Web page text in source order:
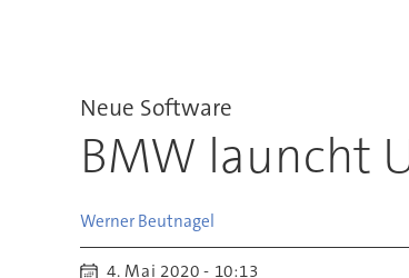
Neue Software
BMW launcht
Werner Beutnagel
4. Mai 2020 - 10:13